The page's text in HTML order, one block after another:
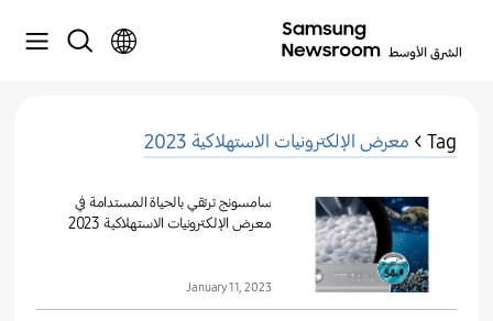
Tag > معرض الإلكترونيات الاستهلاكية 2023
سامسونج ترتقي بالحياة المستدامة في
معرض الإلكترونيات الاستهلاكية 2023
January 11, 2023